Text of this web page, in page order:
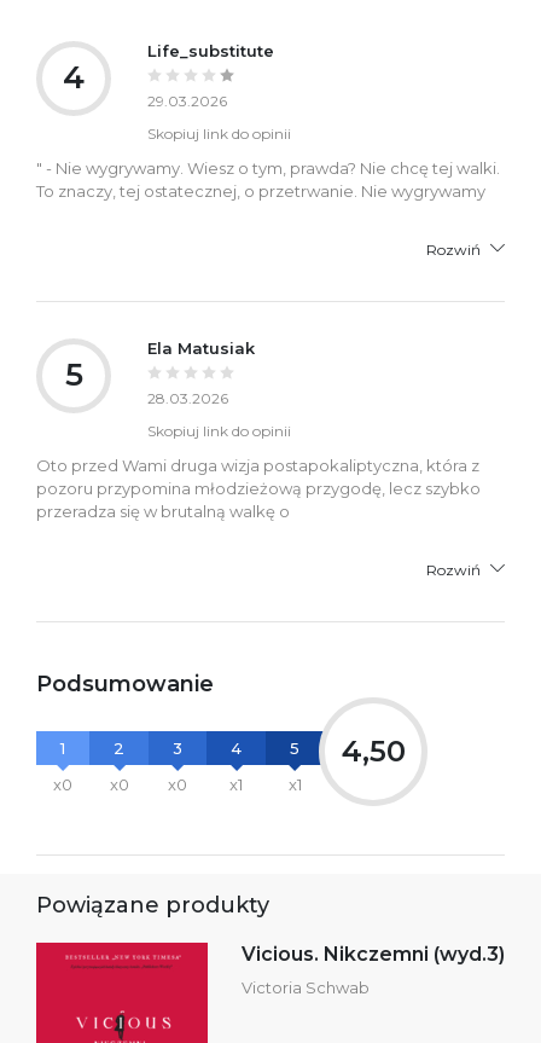
4
Life_substitute
29.03.2026
Skopiuj link do opinii
" - Nie wygrywamy. Wiesz o tym, prawda? Nie chcę tej walki.
To znaczy, tej ostatecznej, o przetrwanie. Nie wygrywamy
Rozwiń
5
Ela Matusiak
28.03.2026
Skopiuj link do opinii
Oto przed Wami druga wizja postapokaliptyczna, która z
pozoru przypomina młodzieżową przygodę, lecz szybko
przeradza się w brutalną walkę o
Rozwiń
Podsumowanie
1
x0
2
x0
3
x0
4
x1
5
x1
4,50
Powiązane produkty
Vicious. Nikczemni (wyd.3)
Victoria Schwab